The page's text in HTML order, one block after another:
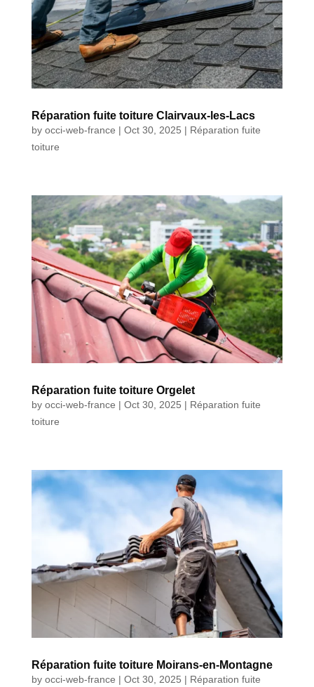
Réparation fuite toiture Clairvaux-les-Lacs
by occi-web-france | Oct 30, 2025 | Réparation fuite
toiture
Réparation fuite toiture Orgelet
by occi-web-france | Oct 30, 2025 | Réparation fuite
toiture
Réparation fuite toiture Moirans-en-Montagne
by occi-web-france | Oct 30, 2025 | Réparation fuite